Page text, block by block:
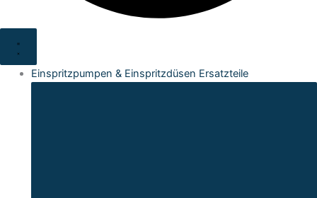
Einspritzpumpen & Einspritzdüsen Ersatzteile